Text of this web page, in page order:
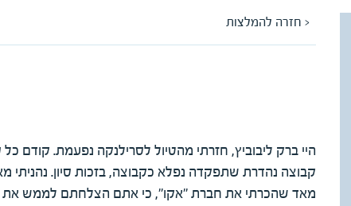
< חזרה להמלצות
היי ברק ליבוביץ, חזרתי מהטיול לסרילנקה נפעמת. קודם
קבוצה נהדרת שתפקדה נפלא כקבוצה, בזכות סיון. נהניתי
מאד שהכרתי את חברת "אקו", כי אתם הצלחתם לממש את